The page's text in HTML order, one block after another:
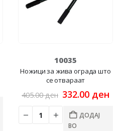
134.00 ден.
10035
Ножици за жива ограда што
се отвараат
405.00ден Original
was:
405.00 ден.
332.00 ден
ДОДАЈ
ВО